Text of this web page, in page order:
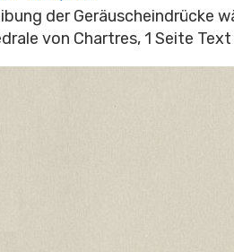
der Geräuscheindrücke
von Chartres, 1 Seite Text